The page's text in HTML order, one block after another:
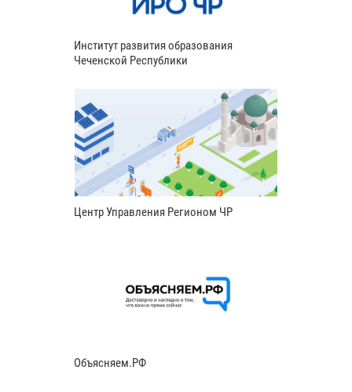
Институт развития образования
Чеченской Республики
Центр Управления Регионом ЧР
Объясняем.РФ